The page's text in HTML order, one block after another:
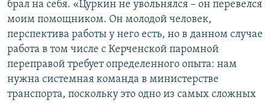
брал на себя. «Цуркин не увольнялся – он перевелся
моим помощником. Он молодой человек,
перспектива работы у него есть, но в данном случае
работа в том числе с Керченской паромной
переправой требует определенного опыта: нам
нужна системная команда в министерстве
транспорта, поскольку это одно из самых сложных